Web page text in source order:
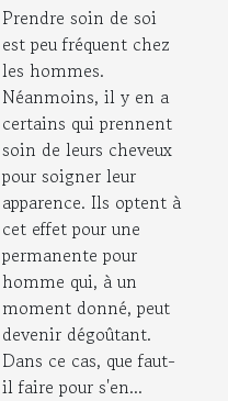
pour homme ?
Prendre soin de soi
est peu fréquent chez
les hommes.
Néanmoins, il y en a
certains qui prennent
soin de leurs cheveux
pour soigner leur
apparence. Ils optent à
cet effet pour une
permanente pour
homme qui, à un
moment donné, peut
devenir dégoûtant.
Dans ce cas, que faut-
il faire pour s'en...